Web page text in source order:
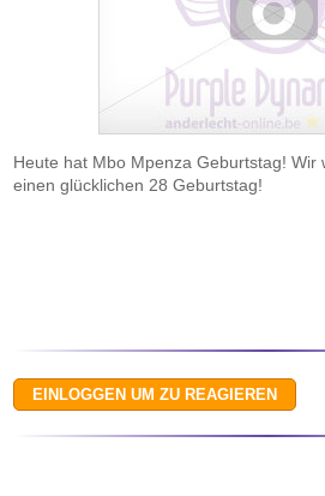
Heute hat Mbo Mpenza Geburtstag! Wir
einen glücklichen 28 Geburtstag!